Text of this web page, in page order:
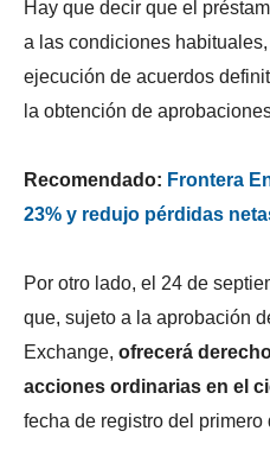
Hay que decir que el
a las condiciones
ejecución de acuerdos
la obtención de
Recomendado: Frontera
23% y redujo pérdidas
Por otro lado, el 24 de
que, sujeto a la aprobación
Exchange, ofrecerá
acciones ordinarias en el
fecha de registro del primero